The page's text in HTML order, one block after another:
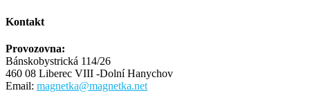
Kontakt
Provozovna:
Bánskobystrická 114/26
460 08 Liberec VIII -Dolní Hanychov
Email: magnetka@magnetka.net